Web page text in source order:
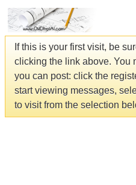
If this is your first visit, be
clicking the link above. You
you can post: click the
start viewing messages,
to visit from the selection